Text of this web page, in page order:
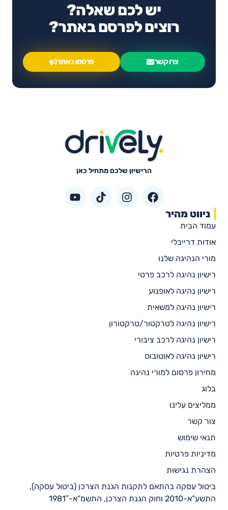
יש לכם שאלה?
רוצים לפרסם באתר?
צרו קשר פרסמו באתר
הרישיון שלכם מתחיל כאן
ניווט מהיר
עמוד הבית
אודות דרייבלי
מורי הנהיגה שלנו
רישיון נהיגה לרכב פרטי
רישיון נהיגה לאופנוע
רישיון נהיגה למשאית
רישיון נהיגה לטרקטור/טרקטורון
רישיון נהיגה לרכב ציבורי
רישיון נהיגה לאוטובוס
מחירון פרסום למורי נהיגה
בלוג
ממליצים עלינו
צור קשר
תנאי שימוש
מדיניות פרטיות
הצהרת נגישות
ביטול עסקה בהתאם לתקנות הגנת הצרכן (ביטול עסקה),
התשע”א-2010 וחוק הגנת הצרכן, התשמ”א-1981″